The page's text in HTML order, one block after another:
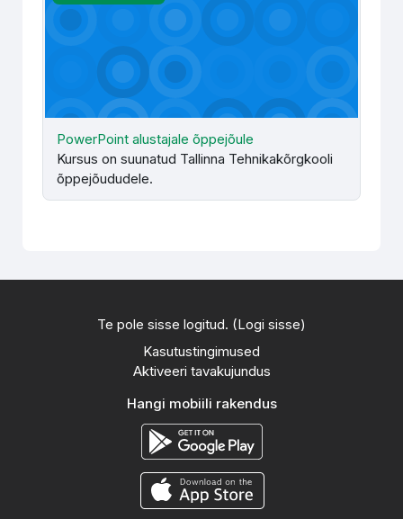
PowerPoint alustajale õppejõule
Kursus on suunatud Tallinna Tehnikakõrgkooli
õppejõududele.
Te pole sisse logitud. (Logi sisse)
Kasutustingimused
Aktiveeri tavakujundus
Hangi mobiili rakendus